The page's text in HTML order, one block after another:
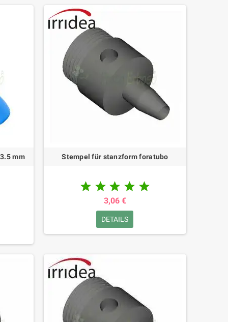
mm Stempel für stanzform foratubo
    
3,06 €
DETAILS